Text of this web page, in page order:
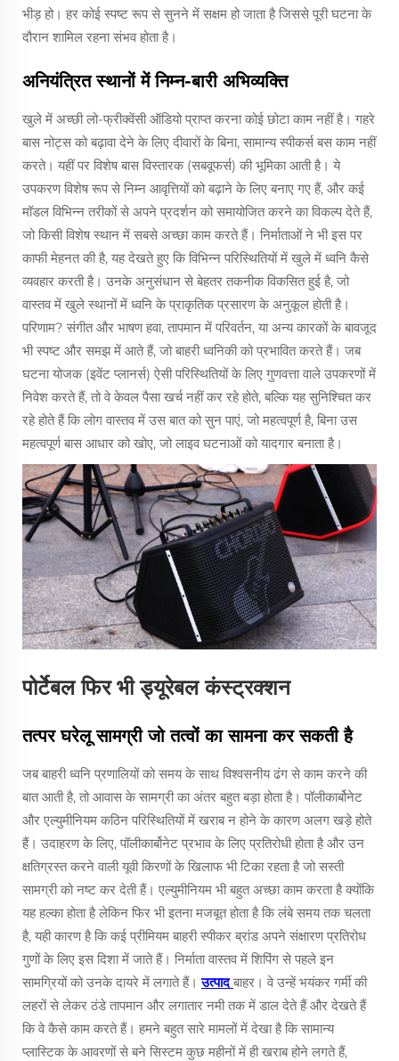
भीड़ हो। हर कोई स्पष्ट रूप से सुनने में सक्षम हो जाता है जिससे पूरी घटना के
दौरान शामिल रहना संभव होता है।
अनियंत्रित स्थानों में निम्न-बारी अभिव्यक्ति
खुले में अच्छी लो-फ्रीक्वेंसी ऑडियो प्राप्त करना कोई छोटा काम नहीं है। गहरे
बास नोट्स को बढ़ावा देने के लिए दीवारों के बिना, सामान्य स्पीकर्स बस काम नहीं
करते। यहीं पर विशेष बास विस्तारक (सबवूफर्स) की भूमिका आती है। ये
उपकरण विशेष रूप से निम्न आवृत्तियों को बढ़ाने के लिए बनाए गए हैं, और कई
मॉडल विभिन्न तरीकों से अपने प्रदर्शन को समायोजित करने का विकल्प देते हैं,
जो किसी विशेष स्थान में सबसे अच्छा काम करते हैं। निर्माताओं ने भी इस पर
काफी मेहनत की है, यह देखते हुए कि विभिन्न परिस्थितियों में खुले में ध्वनि कैसे
व्यवहार करती है। उनके अनुसंधान से बेहतर तकनीक विकसित हुई है, जो
वास्तव में खुले स्थानों में ध्वनि के प्राकृतिक प्रसारण के अनुकूल होती है।
परिणाम? संगीत और भाषण हवा, तापमान में परिवर्तन, या अन्य कारकों के बावजूद
भी स्पष्ट और समझ में आते हैं, जो बाहरी ध्वनिकी को प्रभावित करते हैं। जब
घटना योजक (इवेंट प्लानर्स) ऐसी परिस्थितियों के लिए गुणवत्ता वाले उपकरणों में
निवेश करते हैं, तो वे केवल पैसा खर्च नहीं कर रहे होते, बल्कि यह सुनिश्चित कर
रहे होते हैं कि लोग वास्तव में उस बात को सुन पाएं, जो महत्वपूर्ण है, बिना उस
महत्वपूर्ण बास आधार को खोए, जो लाइव घटनाओं को यादगार बनाता है।
पोर्टेबल फिर भी ड्यूरेबल कंस्ट्रक्शन
तत्पर घरेलू सामग्री जो तत्वों का सामना कर सकती है
जब बाहरी ध्वनि प्रणालियों को समय के साथ विश्वसनीय ढंग से काम करने की
बात आती है, तो आवास के सामग्री का अंतर बहुत बड़ा होता है। पॉलीकार्बोनेट
और एल्युमीनियम कठिन परिस्थितियों में खराब न होने के कारण अलग खड़े होते
हैं। उदाहरण के लिए, पॉलीकार्बोनेट प्रभाव के लिए प्रतिरोधी होता है और उन
क्षतिग्रस्त करने वाली यूवी किरणों के खिलाफ भी टिका रहता है जो सस्ती
सामग्री को नष्ट कर देती हैं। एल्युमीनियम भी बहुत अच्छा काम करता है क्योंकि
यह हल्का होता है लेकिन फिर भी इतना मजबूत होता है कि लंबे समय तक चलता
है, यही कारण है कि कई प्रीमियम बाहरी स्पीकर ब्रांड अपने संक्षारण प्रतिरोध
गुणों के लिए इस दिशा में जाते हैं। निर्माता वास्तव में शिपिंग से पहले इन
सामग्रियों को उनके दायरे में लगाते हैं।उत्पादबाहर। वे उन्हें भयंकर गर्मी की
लहरों से लेकर ठंडे तापमान और लगातार नमी तक में डाल देते हैं और देखते हैं
कि वे कैसे काम करते हैं। हमने बहुत सारे मामलों में देखा है कि सामान्य
प्लास्टिक के आवरणों से बने सिस्टम कुछ महीनों में ही खराब होने लगते हैं,